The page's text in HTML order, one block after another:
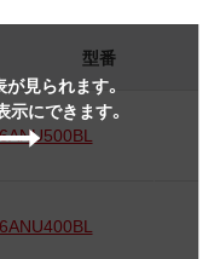
見られます。
にできます。
型番